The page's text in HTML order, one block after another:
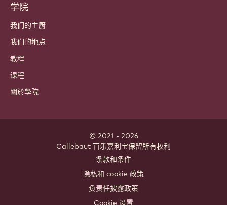
学院
我们的主厨
我们的地点
教程
课程
關於學院
© 2021 - 2026
Callebaut 百乐嘉利宝保留所有权利
条款和条件
隐私和 cookie 政策
负责任披露政策
Cookie 设置